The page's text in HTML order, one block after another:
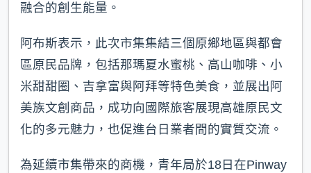
融合的創生能量。
阿布斯表示，此次市集集結三個原鄉地區與都會
區原民品牌，包括那瑪夏水蜜桃、高山咖啡、小
米甜甜圈、吉拿富與阿拜等特色美食，並展出阿
美族文創商品，成功向國際旅客展現高雄原民文
化的多元魅力，也促進台日業者間的實質交流。
為延續市集帶來的商機，青年局於18日在Pinway